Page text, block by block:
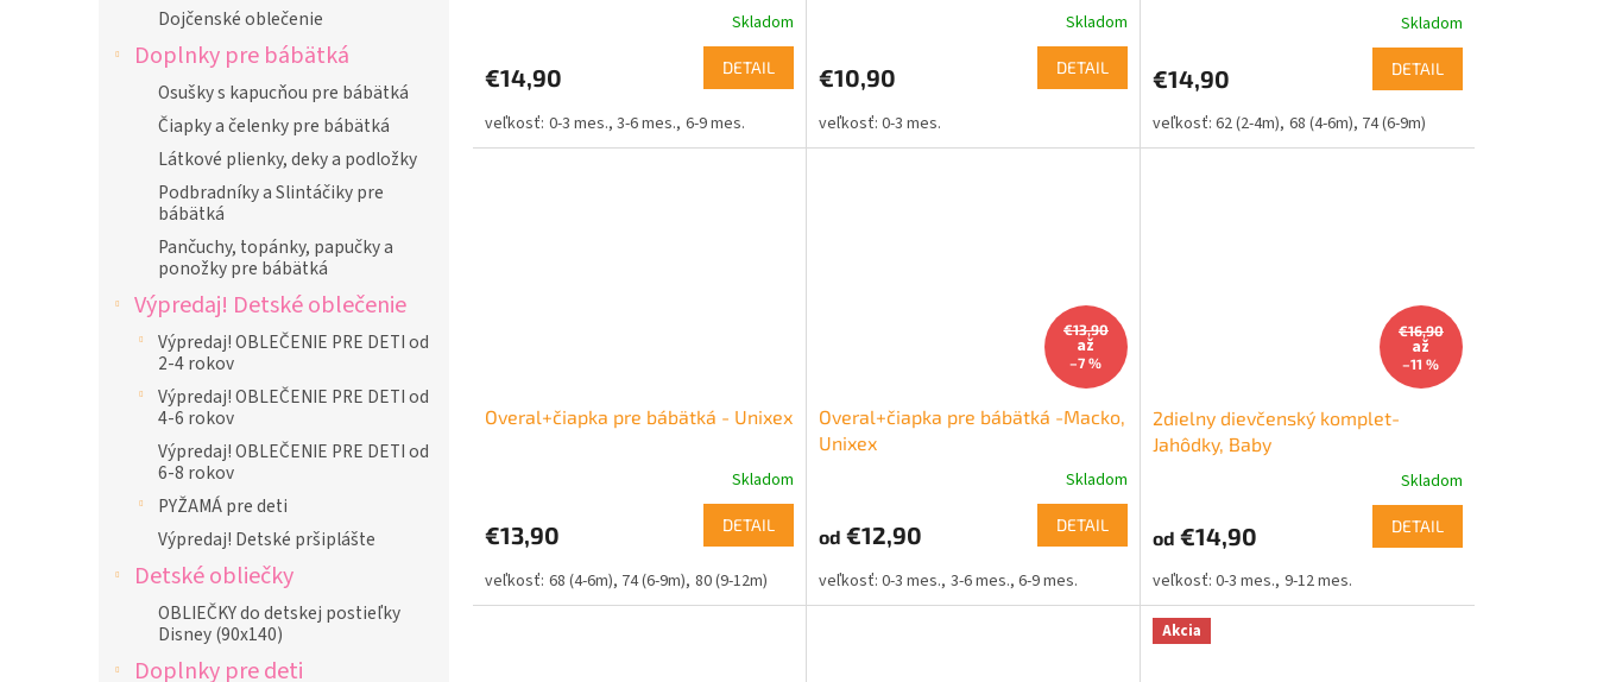
Dojčenské oblečenie
Doplnky pre bábätká
Osušky s kapucňou pre bábätká
Čiapky a čelenky pre bábätká
Látkové plienky, deky a podložky
Podbradníky a Slintáčiky pre
bábätká
Pančuchy, topánky, papučky a
ponožky pre bábätká
Výpredaj! Detské oblečenie
Výpredaj! OBLEČENIE PRE DETI od
2-4 rokov
Výpredaj! OBLEČENIE PRE DETI od
4-6 rokov
Výpredaj! OBLEČENIE PRE DETI od
6-8 rokov
PYŽAMÁ pre deti
Výpredaj! Detské pršiplášte
Detské obliečky
OBLIEČKY do detskej postieľky
Disney (90x140)
Doplnky pre deti
Skladom
€14,90 DETAIL
0-3 mes. 3-6 mes. 6-9 mes.
Skladom
€10,90 DETAIL
0-3 mes.
Skladom
€14,90 DETAIL
62 (2-4m) 68 (4-6m) 74 (6-9m)
Overal+čiapka pre bábätká - Unixex
Skladom
€13,90 DETAIL
68 (4-6m) 74 (6-9m) 80 (9-12m)
€13,90
až
–7 %
Overal+čiapka pre bábätká -Macko,
Unixex
Skladom
od €12,90 DETAIL
0-3 mes. 3-6 mes. 6-9 mes.
€16,90
až
–11 %
2dielny dievčenský komplet-
Jahôdky, Baby
Skladom
od €14,90 DETAIL
0-3 mes. 9-12 mes.
Akcia